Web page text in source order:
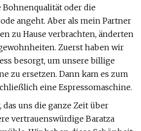
Bohnenqualität oder die
angeht. Aber als mein Partner
zu Hause verbrachten, änderten
Zuerst haben wir
besorgt, um unsere billige
zu ersetzen. Dann kam es zum
eine Espressomaschine.
das uns die ganze Zeit über
vertrauenswürdige Baratza